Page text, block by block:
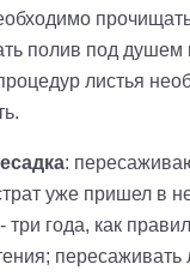
полив под душем
листья
:
уже пришел в
три года, как
пересаживать